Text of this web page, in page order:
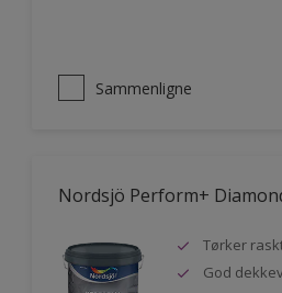
Sammenligne
Nordsjö Perform+
Tørker
God